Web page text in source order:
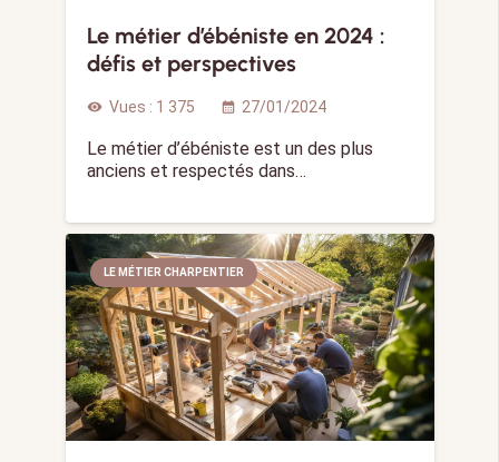
Le métier d’ébéniste en 2024 :
défis et perspectives
visibility Vues : 1 375 calendar_month 27/01/2024
Le métier d’ébéniste est un des plus
anciens et respectés dans…
LE MÉTIER CHARPENTIER